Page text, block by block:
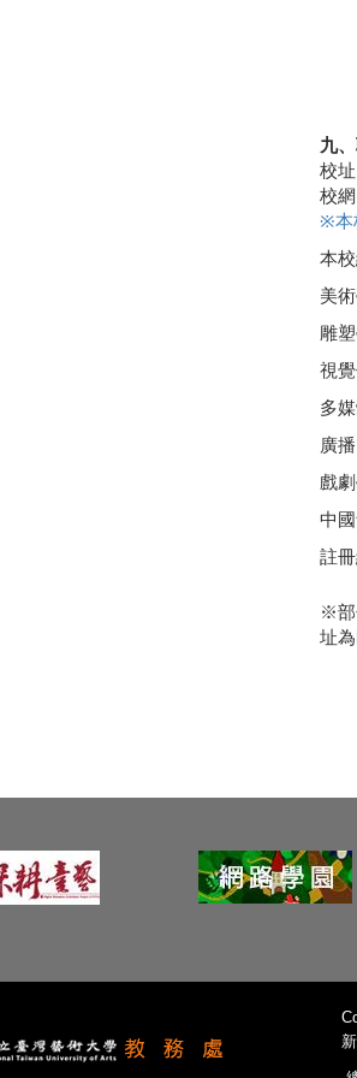
九
校
校網
※本
本
美
雕
視
多
廣
戲
中
註
※部
址為